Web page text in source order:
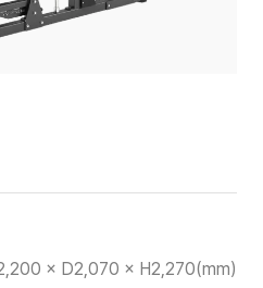
× D2,070 × H2,270(mm)